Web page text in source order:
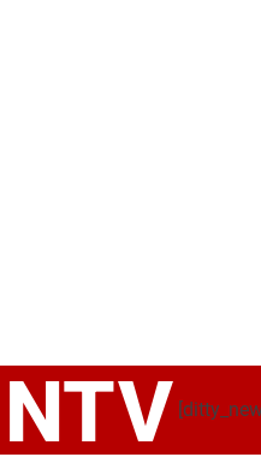
NTV